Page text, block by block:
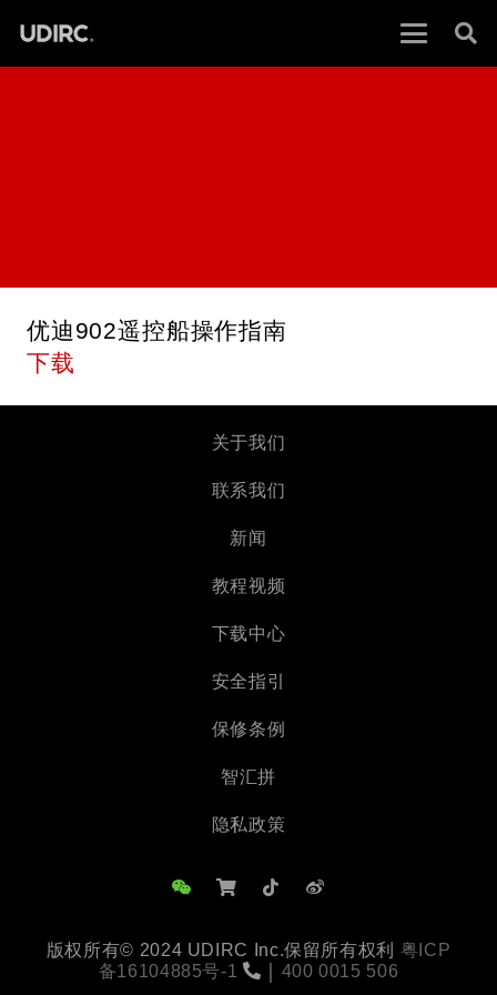
优迪902遥控船操作指南
下载
关于我们
联系我们
新闻
教程视频
下载中心
安全指引
保修条例
智汇拼
隐私政策
版权所有© 2024 UDIRC Inc.保留所有权利 粤ICP
备16104885号-1
400 0015 506